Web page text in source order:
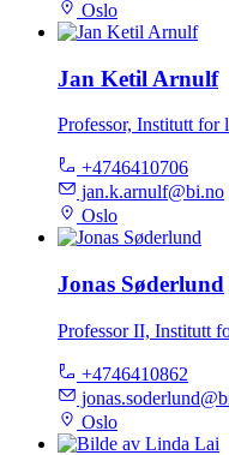
Oslo
Jan Ketil Arnulf
Professor, Institutt for
+4746410706
jan.k.arnulf@bi.no
Oslo
Jonas Søderlund
Professor II, Institutt
+4746410862
Oslo